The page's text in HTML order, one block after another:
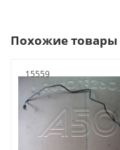
Похожие товары
15559